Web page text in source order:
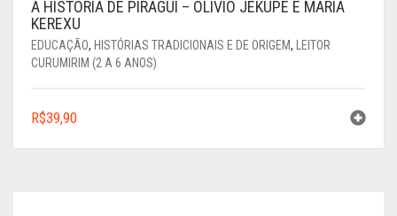
A HISTÓRIA DE PIRAGUI – OLÍVIO JEKUPE E MARIA
KEREXU
EDUCAÇÃO, HISTÓRIAS TRADICIONAIS E DE ORIGEM,
LEITOR
CURUMIRIM (2 A 6 ANOS)
R$39,90